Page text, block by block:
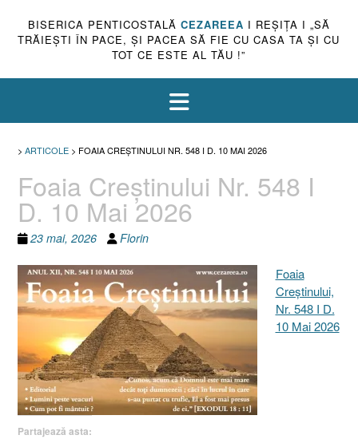
BISERICA PENTICOSTALĂ CEZAREEA I REŞIŢA I „SĂ
TRĂIEŞTI ÎN PACE, ŞI PACEA SĂ FIE CU CASA TA ŞI CU
TOT CE ESTE AL TĂU !”
> ARTICOLE > FOAIA CREȘTINULUI NR. 548 I D. 10 MAI 2026
Foaia Creștinului Nr. 548 I
D. 10 Mai 2026
23 mai, 2026 Florin
Foaia
Creştinului,
Nr. 548 I D.
10 Mai 2026
Partajează asta: